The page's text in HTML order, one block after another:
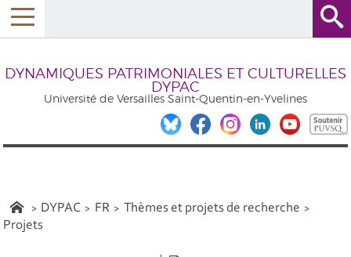
DYNAMIQUES PATRIMONIALES ET CULTURELLES
DYPAC
Université de Versailles Saint-Quentin-en-Yvelines
DYPAC FR
Thèmes et projets de recherche
Projets